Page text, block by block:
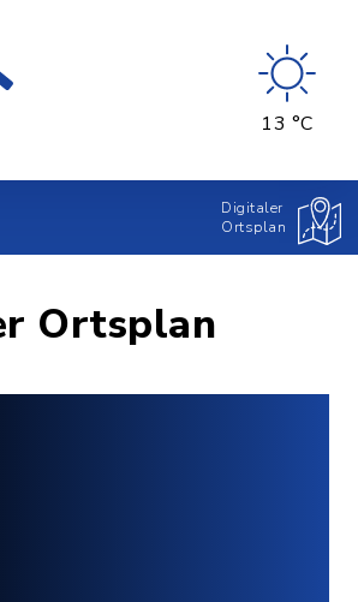
13 °C
Digitaler
Ortsplan
Ortsplan